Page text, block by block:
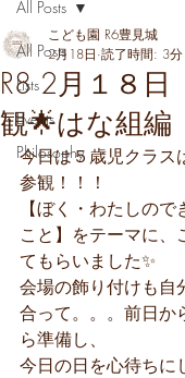
All Posts
Lists
Events
Philosophy
All Posts
R8 2月１８日
観🌟はな組編
こども園 R6豊見城
2月18日 読了時間: 3分
今日は５歳児クラス
参観！！！
【ぼく・わたしの
こと】をテーマに、
てもらいました✨
会場の飾り付けも自
合って。。。前日か
ら準備し、
今日の日を心待ちに